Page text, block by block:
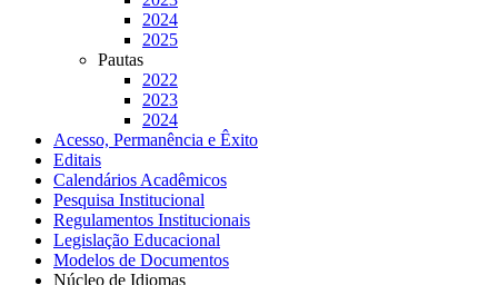
2024
2025
Pautas
2022
2023
2024
Acesso, Permanência e Êxito
Editais
Calendários Acadêmicos
Pesquisa Institucional
Regulamentos Institucionais
Legislação Educacional
Modelos de Documentos
Núcleo de Idiomas